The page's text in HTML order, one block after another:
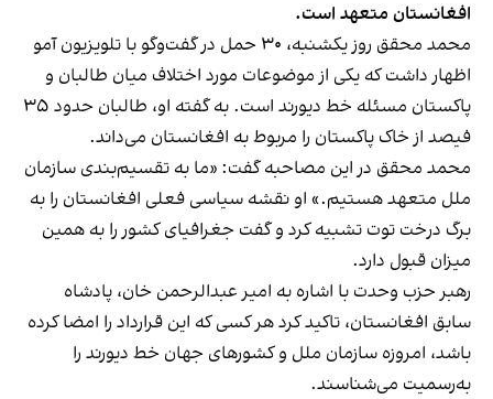
افغانستان متعهد است.
محمد محقق روز یکشنبه، ۳۰ حمل در گفت‌وگو با تلویزیون آمو
اظهار داشت که یکی از موضوعات مورد اختلاف میان طالبان و
پاکستان مسئله خط دیورند است. به گفته او، طالبان حدود ۳۵
فیصد از خاک پاکستان را مربوط به افغانستان می‌داند.
محمد محقق در این مصاحبه گفت: «ما به تقسیم‌بندی سازمان
ملل متعهد هستیم.» او نقشه سیاسی فعلی افغانستان را به
برگ درخت توت تشبیه کرد و گفت جغرافیای کشور را به همین
میزان قبول دارد.
رهبر حزب وحدت با اشاره به امیر عبدالرحمن خان، پادشاه
سابق افغانستان، تاکید کرد هر کسی که این قرارداد را امضا کرده
باشد، امروزه سازمان ملل و کشورهای جهان خط دیورند را
به‌رسمیت می‌شناسند.